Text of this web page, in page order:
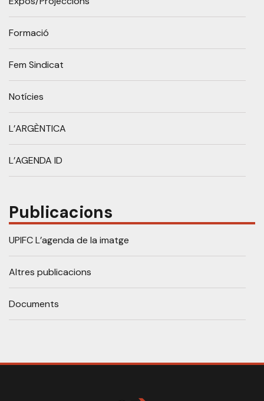
Formació
Fem Sindicat
Notícies
L’ARGÈNTICA
L’AGENDA ID
Publicacions
UPIFC L’agenda de la imatge
Altres publicacions
Documents